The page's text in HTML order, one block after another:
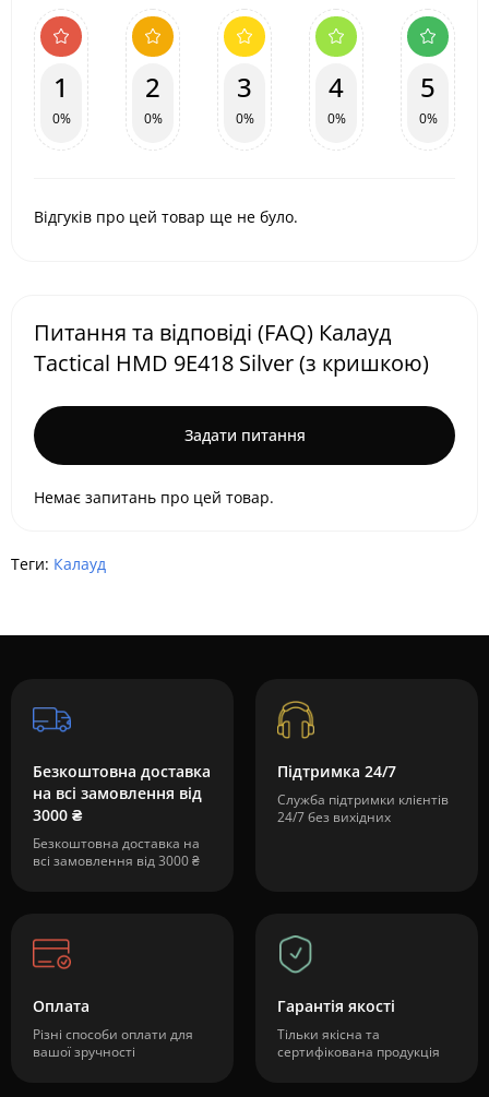
1
0%
2
0%
3
0%
4
0%
5
0%
Відгуків про цей товар ще не було.
Питання та відповіді (FAQ) Калауд
Tactical HMD 9E418 Silver (з кришкою)
Задати питання
Немає запитань про цей товар.
Теги: Калауд
Безкоштовна доставка
на всі замовлення від
3000 ₴
Безкоштовна доставка на
всі замовлення від 3000 ₴
Підтримка 24/7
Служба підтримки клієнтів
24/7 без вихідних
Оплата
Різні способи оплати для
вашої зручності
Гарантія якості
Тільки якісна та
сертифікована продукція